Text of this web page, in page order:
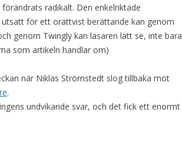
radikalt. Den enkelriktade
för ett orättvist berättande kan genom
genom Twingly kan läsaren lätt se, inte bara
som artikeln handlar om)
när Niklas Strömstedt slog tillbaka mot
.
undvikande svar, och det fick ett enormt